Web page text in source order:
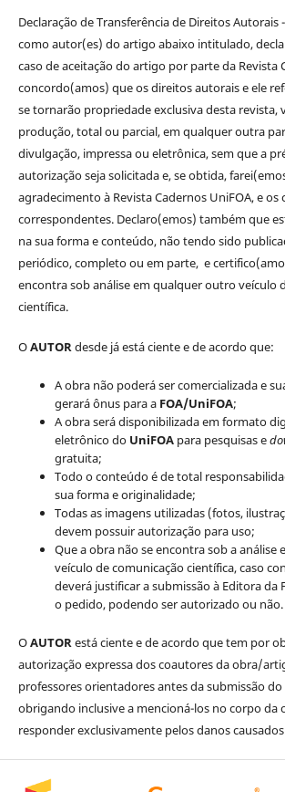
Declaração de Transferência de Direitos Autorais
como autor(es) do artigo abaixo intitulado,
caso de aceitação do artigo por parte da Revista
concordo(amos) que os direitos autorais e ele
se tornarão propriedade exclusiva desta revista,
produção, total ou parcial, em qualquer outra
divulgação, impressa ou eletrônica, sem que a
autorização seja solicitada e, se obtida,
agradecimento à Revista Cadernos UniFOA, e os
correspondentes. Declaro(emos) também que
na sua forma e conteúdo, não tendo sido
periódico, completo ou em parte, e
encontra sob análise em qualquer outro veículo
científica.
OAUTORdesde já está ciente e de acordo que:
A obra não poderá ser comercializada e
gerará ônus para a FOA/UniFOA;
A obra será disponibilizada em formato
eletrônico do UniFOApara pesquisas e
gratuita;
Todo o conteúdo é de total
sua forma e originalidade;
Todas as imagens utilizadas (fotos,
devem possuir autorização para uso;
Que a obra não se encontra sob a
veículo de comunicação científica, caso
deverá justificar a submissão à Editora da
o pedido, podendo ser autorizado ou não.
OAUTORestá ciente e de acordo que tem por
autorização expressa dos coautores da obra/
professores orientadores antes da submissão do
obrigando inclusive a mencioná-los no corpo da
responder exclusivamente pelos danos